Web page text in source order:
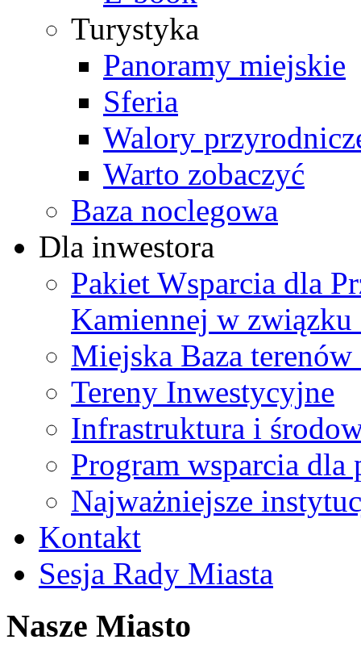
Turystyka
Panoramy miejskie
Sferia
Walory
Warto zobaczyć
Baza noclegowa
Dla inwestora
Pakiet Wsparcia dla
Kamiennej w
Miejska Baza
Tereny Inwestycyjne
Infrastruktura i
Program wsparcia
Najważniejsze
Kontakt
Sesja Rady Miasta
Nasze Miasto